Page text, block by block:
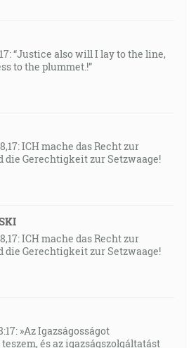
“Justice also will I lay to the line,
to the plummet.!”
ICH mache das Recht zur
die Gerechtigkeit zur Setzwaage!
ICH mache das Recht zur
die Gerechtigkeit zur Setzwaage!
»Az Igazságosságot
és az igazságszolgáltatást